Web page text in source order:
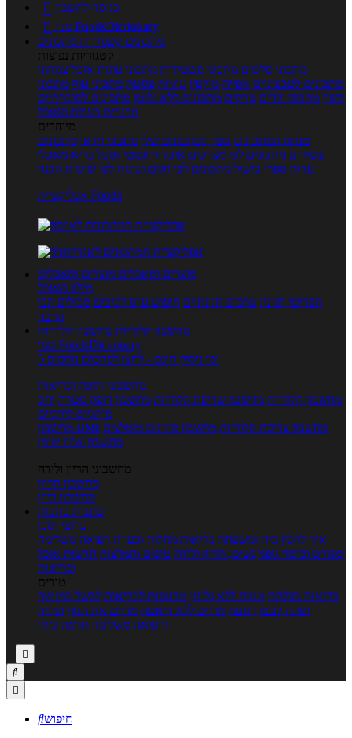
 כניסה לחשבון

מנוי FoodsDictionary
מתכונים קטגוריות מתכונים
קטגוריות נפוצות
מתכוני סלטים מתכוני פשטידות מתכוני עוגות אוכל צמחוני
מתכונים לטבעוניים אפייה מוקפץ עוגיות פסטה מתכוני עוף מתכוני
בשר מתכוני ילדים מרקים מתכונים ללא גלוטן מתכונים לסוכרתיים
טרנדים בעולם האוכל
מיוחדים
מנתח המתכונים ספר המתכונים שלי מתכוני וידאו מתכונים
עשירים מתכונים לפי מצרכים אוכל דיאטטי אוכל בריא מאכלי
עדות ספרי בישול מתכונים לפי חגים ועונות לפי שיטות הכנה
אפליקציית Foods
מוצרים ומאכלים מוצרים ומאכלים
מילון האוכל
תפריטי תזונה ערכים תזונתיים חיפוש ע"פ רכיבים מכילים הכי
הרבה
מחשבון קלוריות מחשבון קלוריות
מנוי FoodsDictionary
5 ימי ניסיון חינם - לחצו לפרטים נוספים
מחשבוני תזונה ובריאות
מחשבון קלוריות מחשבון שריפת קלוריות מחשבון דופק מטרה יחס
מותניים לירכיים
מחשבון BMI
מחשבון צריכת קלוריות מחשבון מינונים מומלצים
מחשבון אחוז שומן
מחשבוני הריון ולידה
מחשבון הריון
מחשבון ביוץ
כתבות כתבות
ערוצי תוכן
איך להכין בית ומשפחה בריאות מחלות ובעיות רפואה משלימה
ספורט וכושר גופני נשים, הריון ולידה טיפים והמלצות חדשות אוכל
ובריאות
טורים
בריאות בצלחת טעים ללא גלוטן טבעונות לבריאות לבשל כמו שף
תזונה לבטן רגועה מרזים ללא דיאטה מזיזים את הגוף הרזיה
ורפואה משלימה גורמה ביתי



חיפוש